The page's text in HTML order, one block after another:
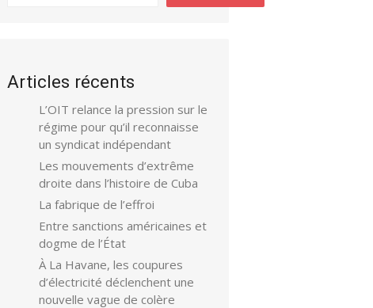
Articles récents
L’OIT relance la pression sur le
régime pour qu’il reconnaisse
un syndicat indépendant
Les mouvements d’extrême
droite dans l’histoire de Cuba
La fabrique de l’effroi
Entre sanctions américaines et
dogme de l’État
À La Havane, les coupures
d’électricité déclenchent une
nouvelle vague de colère